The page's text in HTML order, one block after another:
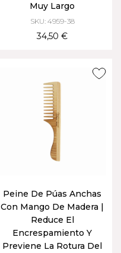
Muy Largo
SKU: 4959-38
34,50 €
Peine De Púas Anchas
Con Mango De Madera |
Reduce El
Encrespamiento Y
Previene La Rotura Del